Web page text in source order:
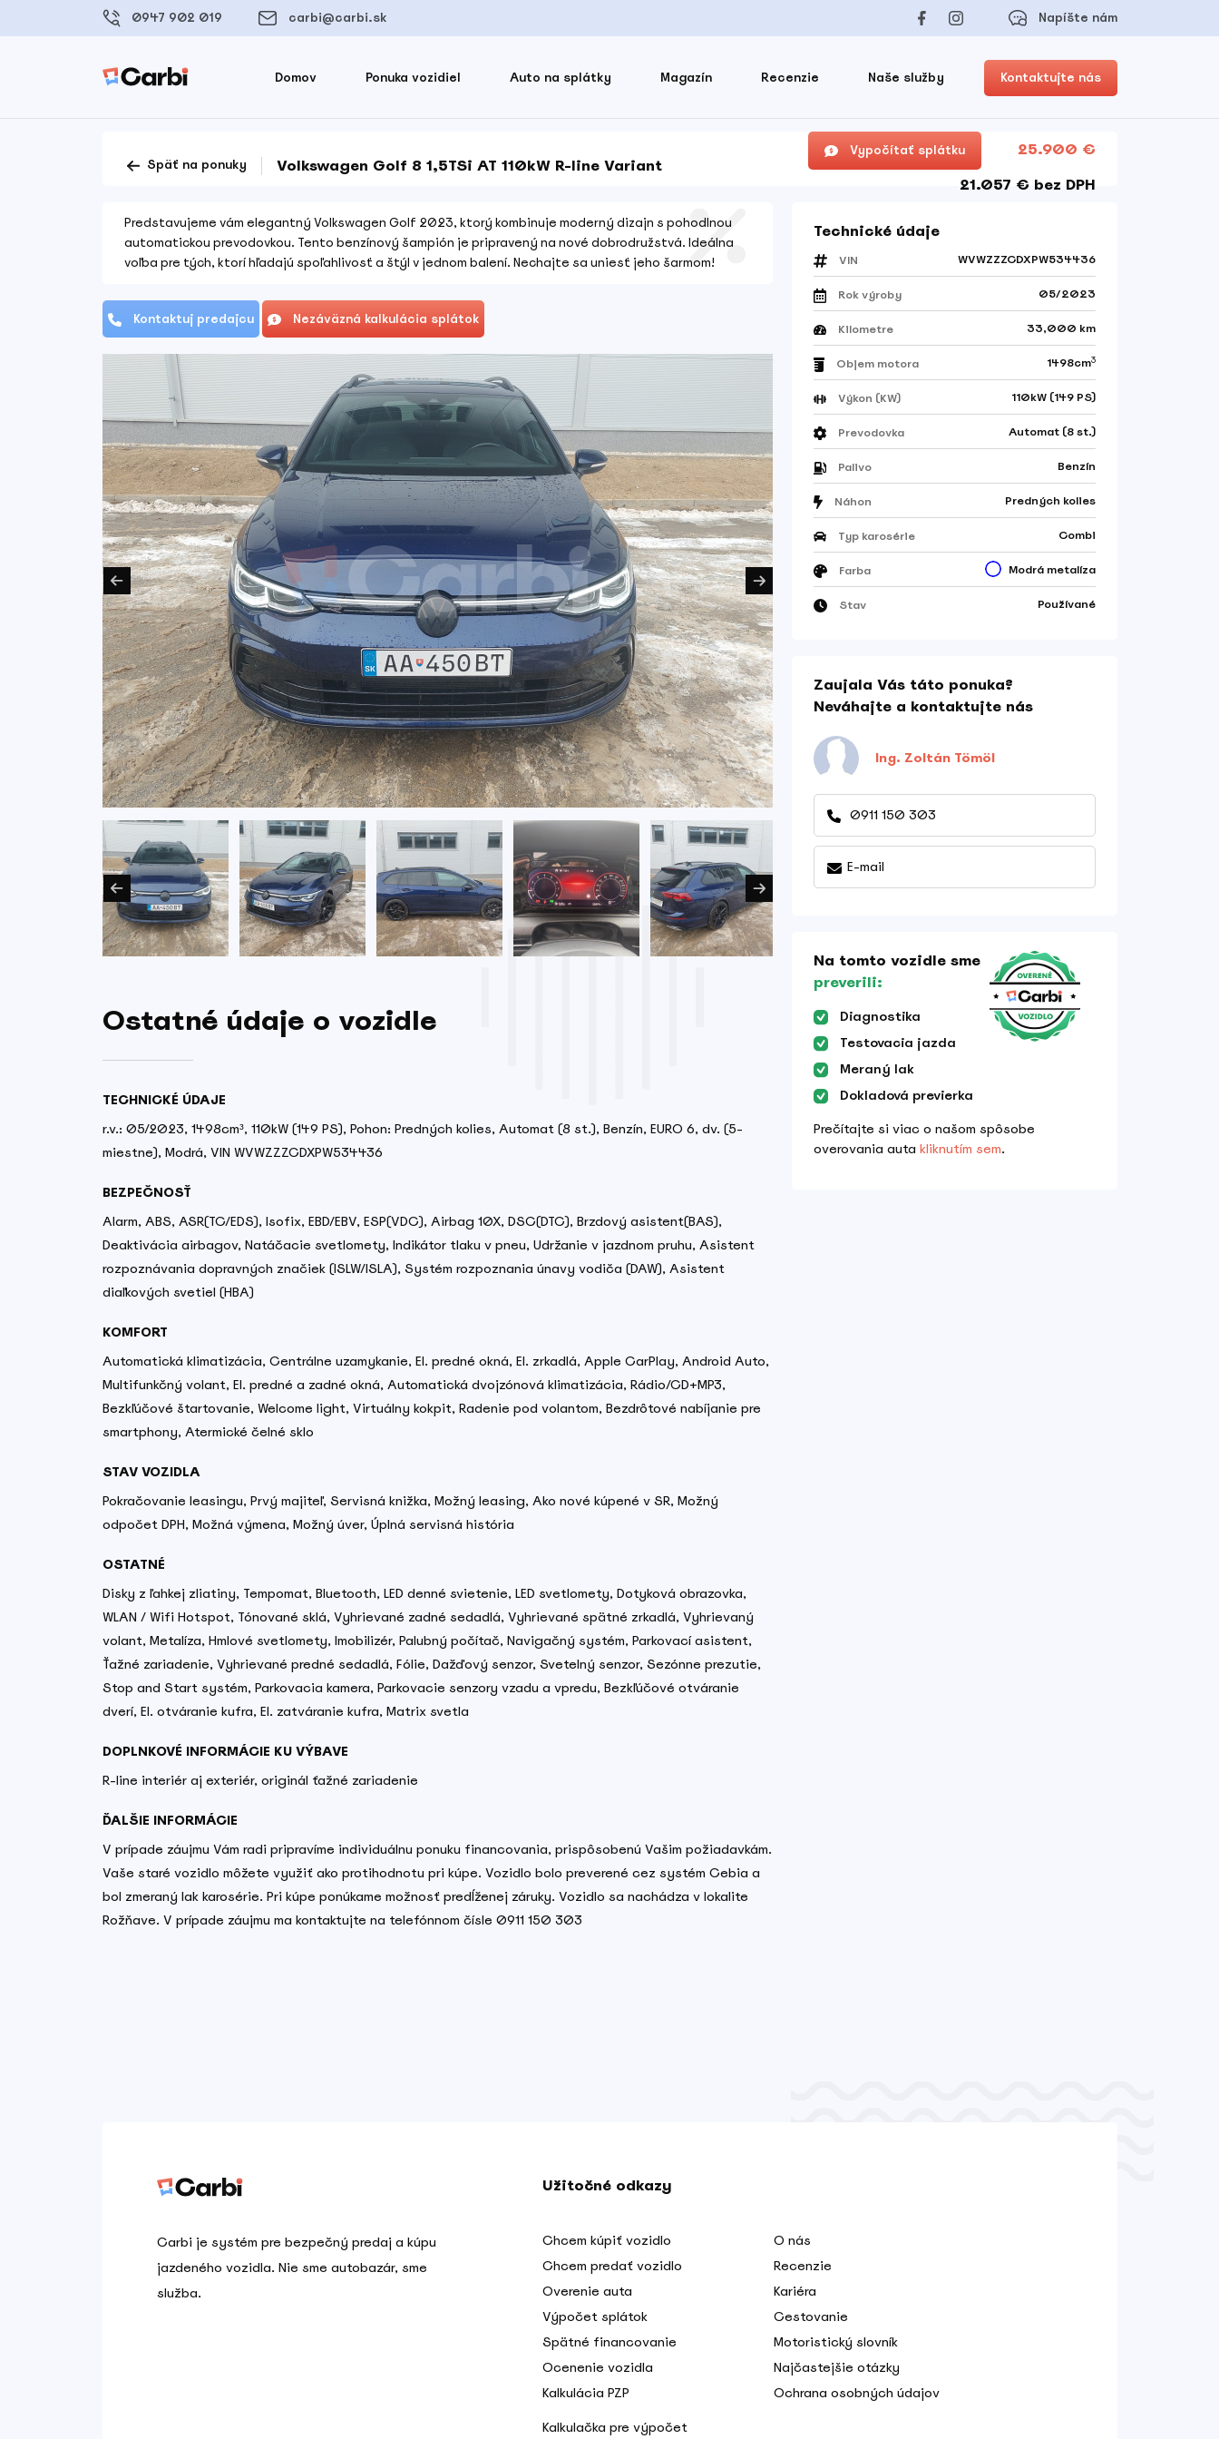
0947 902 019 carbi@carbi.sk Napíšte nám
Domov Ponuka vozidiel Auto na splátky Magazín Recenzie Naše služby Kontaktujte nás
Späť na ponuky Volkswagen Golf 8 1,5TSi AT 110kW R-line Variant
Vypočítať splátku
25.900 €
21.057 € bez DPH
Predstavujeme vám elegantný Volkswagen Golf 2023, ktorý kombinuje moderný dizajn s pohodlnou
automatickou prevodovkou. Tento benzínový šampión je pripravený na nové dobrodružstvá. Ideálna
voľba pre tých, ktorí hľadajú spoľahlivosť a štýl v jednom balení. Nechajte sa uniesť jeho šarmom!
Kontaktuj predajcu Nezáväzná kalkulácia splátok
Ostatné údaje o vozidle
TECHNICKÉ ÚDAJE
r.v.: 05/2023, 1498cm³, 110kW (149 PS), Pohon: Predných kolies, Automat (8 st.), Benzín, EURO 6, dv. (5-
miestne), Modrá, VIN WVWZZZCDXPW534436
BEZPEČNOSŤ
Alarm, ABS, ASR(TC/EDS), Isofix, EBD/EBV, ESP(VDC), Airbag 10X, DSC(DTC), Brzdový asistent(BAS),
Deaktivácia airbagov, Natáčacie svetlomety, Indikátor tlaku v pneu, Udržanie v jazdnom pruhu, Asistent
rozpoznávania dopravných značiek (ISLW/ISLA), Systém rozpoznania únavy vodiča (DAW), Asistent
diaľkových svetiel (HBA)
KOMFORT
Automatická klimatizácia, Centrálne uzamykanie, El. predné okná, El. zrkadlá, Apple CarPlay, Android Auto,
Multifunkčný volant, El. predné a zadné okná, Automatická dvojzónová klimatizácia, Rádio/CD+MP3,
Bezkľúčové štartovanie, Welcome light, Virtuálny kokpit, Radenie pod volantom, Bezdrôtové nabíjanie pre
smartphony, Atermické čelné sklo
STAV VOZIDLA
Pokračovanie leasingu, Prvý majiteľ, Servisná knižka, Možný leasing, Ako nové kúpené v SR, Možný
odpočet DPH, Možná výmena, Možný úver, Úplná servisná história
OSTATNÉ
Disky z ľahkej zliatiny, Tempomat, Bluetooth, LED denné svietenie, LED svetlomety, Dotyková obrazovka,
WLAN / Wifi Hotspot, Tónované sklá, Vyhrievané zadné sedadlá, Vyhrievané spätné zrkadlá, Vyhrievaný
volant, Metalíza, Hmlové svetlomety, Imobilizér, Palubný počítač, Navigačný systém, Parkovací asistent,
Ťažné zariadenie, Vyhrievané predné sedadlá, Fólie, Dažďový senzor, Svetelný senzor, Sezónne prezutie,
Stop and Start systém, Parkovacia kamera, Parkovacie senzory vzadu a vpredu, Bezkľúčové otváranie
dverí, El. otváranie kufra, El. zatváranie kufra, Matrix svetla
DOPLNKOVÉ INFORMÁCIE KU VÝBAVE
R-line interiér aj exteriér, originál ťažné zariadenie
ĎALŠIE INFORMÁCIE
V prípade záujmu Vám radi pripravíme individuálnu ponuku financovania, prispôsobenú Vašim požiadavkám.
Vaše staré vozidlo môžete využiť ako protihodnotu pri kúpe. Vozidlo bolo preverené cez systém Cebia a
bol zmeraný lak karosérie. Pri kúpe ponúkame možnosť predĺženej záruky. Vozidlo sa nachádza v lokalite
Rožňave. V prípade záujmu ma kontaktujte na telefónnom čísle 0911 150 303
Technické údaje
VIN WVWZZZCDXPW534436
Rok výroby 05/2023
Kilometre 33,000 km
Objem motora 1498cm3
Výkon (KW) 110kW (149 PS)
Prevodovka Automat (8 st.)
Palivo Benzín
Náhon Predných kolies
Typ karosérie Combi
Farba Modrá metalíza
Stav Používané
Zaujala Vás táto ponuka?
Neváhajte a kontaktujte nás
Ing. Zoltán Tömöl
0911 150 303
E-mail
Na tomto vozidle sme
preverili:
Diagnostika
Testovacia jazda
Meraný lak
Dokladová previerka
Prečítajte si viac o našom spôsobe
overovania auta kliknutím sem.
Carbi je systém pre bezpečný predaj a kúpu
jazdeného vozidla. Nie sme autobazár, sme
služba.
Užitočné odkazy
Chcem kúpiť vozidlo
Chcem predať vozidlo
Overenie auta
Výpočet splátok
Spätné financovanie
Ocenenie vozidla
Kalkulácia PZP
O nás
Recenzie
Kariéra
Cestovanie
Motoristický slovník
Najčastejšie otázky
Ochrana osobných údajov
Kalkulačka pre výpočet